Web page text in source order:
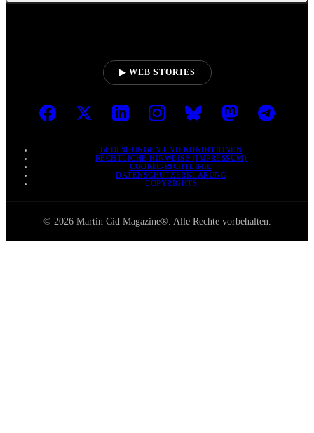
▶ WEB STORIES
BEDINGUNGEN UND KONDITIONEN
RECHTLICHE HINWEISE (IMPRESSUM)
COOKIE-RICHTLINIE
DATENSCHUTZERKLÄRUNG
COPYRIGHTS
© 2026 Martin Cid Magazine®. Alle Rechte vorbehalten.